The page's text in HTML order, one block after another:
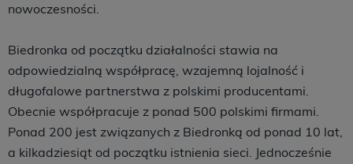
nowoczesności.
Biedronka od początku działalności stawia na
odpowiedzialną współpracę, wzajemną lojalność i
długofalowe partnerstwa z polskimi producentami.
Obecnie współpracuje z ponad 500 polskimi firmami.
Ponad 200 jest związanych z Biedronką od ponad 10 lat,
a kilkadziesiąt od początku istnienia sieci. Jednocześnie